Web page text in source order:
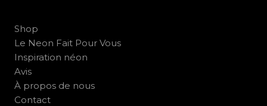
Shop
Le Neon Fait Pour Vous
Inspiration néon
Avis
À propos de nous
Contact